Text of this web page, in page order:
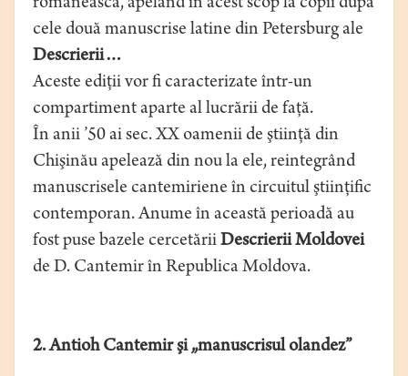
românească, apelând în acest scop la copii după
cele două manuscrise latine din Petersburg ale
Descrierii…
Aceste ediţii vor fi caracterizate într-un
compartiment aparte al lucrării de faţă.
În anii ’50 ai sec. XX oamenii de ştiinţă din
Chişinău apelează din nou la ele, reintegrând
manuscrisele cantemiriene în circuitul ştiinţific
contemporan. Anume în această perioadă au
fost puse bazele cercetăriiDescrierii Moldovei
de D. Cantemir în Republica Moldova.
2. Antioh Cantemir şi „manuscrisul olandez”